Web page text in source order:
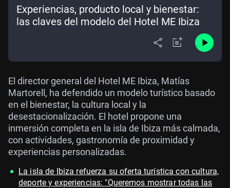
Experiencias, producto local y bienestar:
las claves del modelo del Hotel ME Ibiza
El director general del Hotel ME Ibiza, Matías
Martorell, ha defendido un modelo turístico basado
en el bienestar, la cultura local y la
desestacionalización. El hotel propone una
inmersión completa en la isla de Ibiza más calmada,
con actividades, gastronomía de proximidad y
experiencias personalizadas.
La isla de Ibiza refuerza su oferta turística con cultura,
deporte y experiencias: "Queremos mostrar todas las